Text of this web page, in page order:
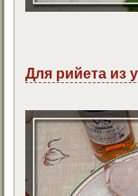
Для рийета из